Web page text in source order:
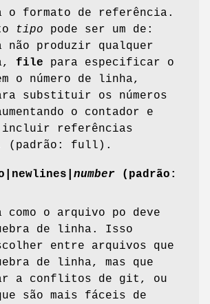
o formato de referência.
tipo pode ser um de:
não produzir qualquer
file para especificar o
o número de linha,
substituir os números
o contador e
incluir referências
(padrão: full).
newlines number (padrão:
como o arquivo po deve
de linha. Isso
entre arquivos que
de linha, mas que
a conflitos de git, ou
são mais fáceis de